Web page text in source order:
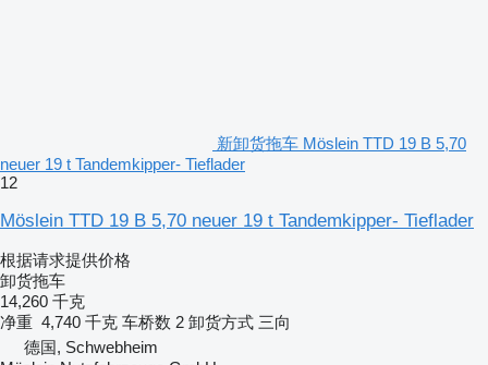
新卸货拖车 Möslein TTD 19 B 5,70
neuer 19 t Tandemkipper- Tieflader
12
Möslein TTD 19 B 5,70 neuer 19 t Tandemkipper- Tieflader
根据请求提供价格
卸货拖车
14,260 千克
净重 4,740 千克 车桥数 2 卸货方式 三向
德国, Schwebheim